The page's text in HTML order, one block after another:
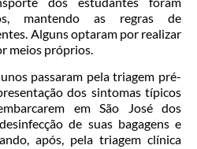
mantendo as regras de
Alguns optaram por realizar
meios próprios.
passaram pela triagem pré-
dos sintomas típicos
em São José dos
de suas bagagens e
após, pela triagem clínica